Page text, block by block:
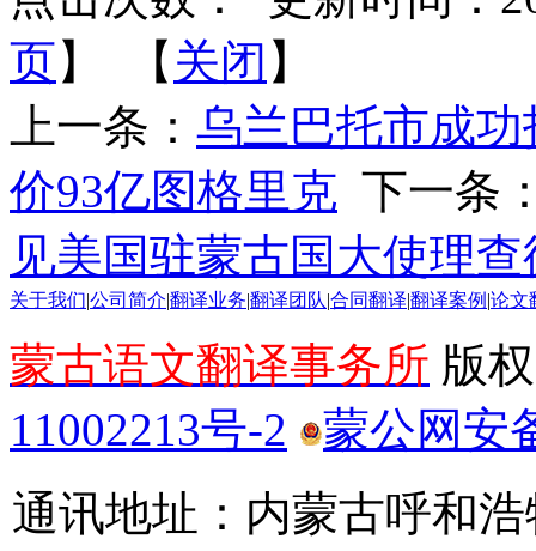
页】 【 关闭 】
上一条： 乌兰巴托市成
价93亿图格里克 下一条
见美国驻蒙古国大使理查
关于我们 公司简介 翻译业务 翻译团队 合同翻译 翻译案例 论文
蒙古语文翻译事务所 版
11002213号-2
蒙公网安
通讯地址：内蒙古呼和